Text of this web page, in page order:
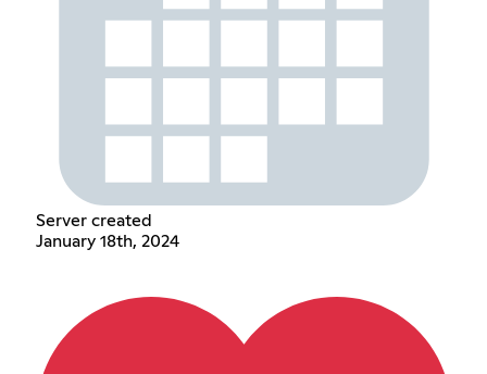
Server created
January 18th, 2024